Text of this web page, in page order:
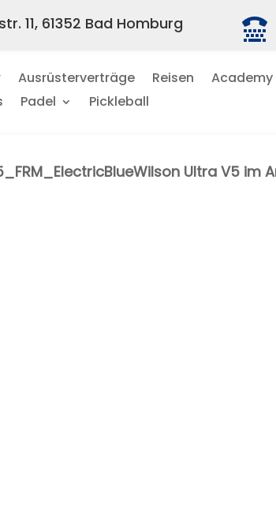
11, 61352 Bad Homburg 
Ausrüsterverträge Reisen
Academy
Padel Pickleball
Wilson Ultra V5 im